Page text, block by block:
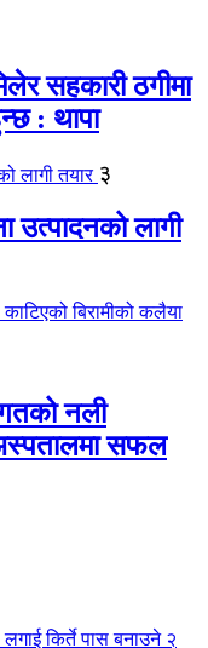
सहकारी ठगीमा
: थापा
३
उत्पादनको लागी
नली
सफल